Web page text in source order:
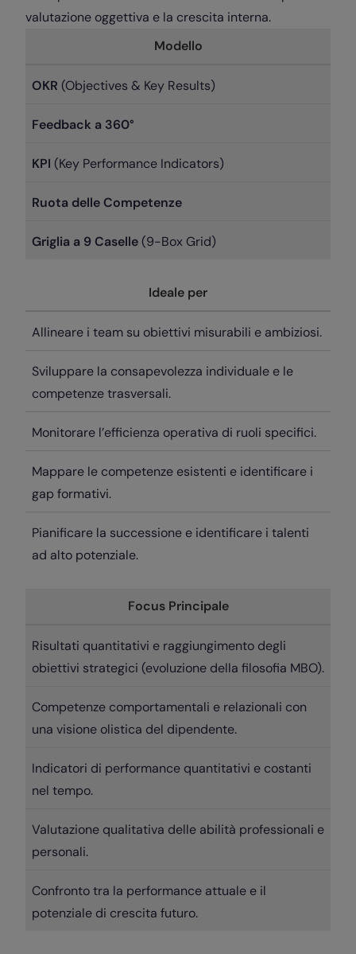
valutazione oggettiva e la crescita interna.
Modello
OKR (Objectives & Key Results)
Feedback a 360°
KPI (Key Performance Indicators)
Ruota delle Competenze
Griglia a 9 Caselle (9-Box Grid)
Ideale per
Allineare i team su obiettivi misurabili e ambiziosi.
Sviluppare la consapevolezza individuale e le
competenze trasversali.
Monitorare l’efficienza operativa di ruoli specifici.
Mappare le competenze esistenti e identificare i
gap formativi.
Pianificare la successione e identificare i talenti
ad alto potenziale.
Focus Principale
Risultati quantitativi e raggiungimento degli
obiettivi strategici (evoluzione della filosofia MBO).
Competenze comportamentali e relazionali con
una visione olistica del dipendente.
Indicatori di performance quantitativi e costanti
nel tempo.
Valutazione qualitativa delle abilità professionali e
personali.
Confronto tra la performance attuale e il
potenziale di crescita futuro.